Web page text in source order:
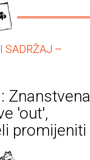
SADRŽAJ –
Znanstvena
'out',
promijeniti